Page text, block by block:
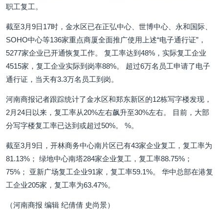
职工复工。
截至3月9日17时，金水区已在正弘中心、世博中心、永和国际、
SOHO中心等136家重点商厦全面推广使用上述“电子通行证”，
5277家企业已开通恢复工作。 复工率达到48%，实际复工企业
4515家，复工企业实际到岗率88%。 超过6万名员工申请了电子
通行证，当天有3.3万名员工到岗。
河南商报记者跟踪统计了金水区和郑东新区的12栋写字楼发现，
2月24日以来，复工率从20%左右飙升至30%左右。 目前，大部
分写字楼复工率已达到或超过50%。 %。
截至3月9日，开林商务中心南片区已有43家企业复工，复工率为
81.13%； 绿地中心南塔284家企业复工，复工率88.75%；
75%； 亚新广场复工企业91家，复工率59.1%。 华中总部在港复
工企业205家，复工率为63.47%。
（河南商报 编辑 纪倩倩 史尚景）